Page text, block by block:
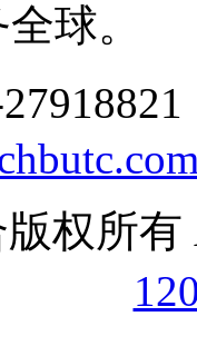
球。
权所有